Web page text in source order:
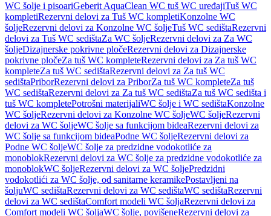
WC šolje i pisoariGeberit AquaClean WC tuš WC uređajiTuš WC
kompletiRezervni delovi za Tuš WC kompletiKonzolne WC
šoljeRezervni delovi za Konzolne WC šoljeTuš WC sedištaRezervni
delovi za Tuš WC sedištaZa WC šoljeRezervni delovi za Za WC
šoljeDizajnerske pokrivne pločeRezervni delovi za Dizajnerske
pokrivne pločeZa tuš WC kompleteRezervni delovi za Za tuš WC
kompleteZa tuš WC sedištaRezervni delovi za Za tuš WC
sedištaPriborRezervni delovi za PriborZa tuš WC kompleteZa tuš
WC sedištaRezervni delovi za Za tuš WC sedištaZa tuš WC sedišta i
tuš WC kompletePotrošni materijaliWC šolje i WC sedištaKonzolne
WC šoljeRezervni delovi za Konzolne WC šoljeWC šoljeRezervni
delovi za WC šoljeWC šolje sa funkcijom bideaRezervni delovi za
WC šolje sa funkcijom bideaPodne WC šoljeRezervni delovi za
Podne WC šoljeWC šolje za predzidne vodokotliće za
monoblokRezervni delovi za WC šolje za predzidne vodokotliće za
monoblokWC šoljeRezervni delovi za WC šoljePredzidni
vodokotlići za WC šolje, od sanitarne keramikePostavljeni na
šoljuWC sedištaRezervni delovi za WC sedištaWC sedištaRezervni
delovi za WC sedištaComfort modeli WC šoljaRezervni delovi za
Comfort modeli WC šoljaWC šolje, povišeneRezervni delovi za